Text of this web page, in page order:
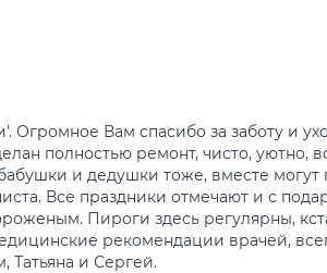
Огромное Вам спасибо за заботу и
полностью ремонт, чисто, уютно,
и дедушки тоже, вместе могут
Все праздники отмечают и с
Пироги здесь регулярны,
рекомендации врачей,
и Сергей.